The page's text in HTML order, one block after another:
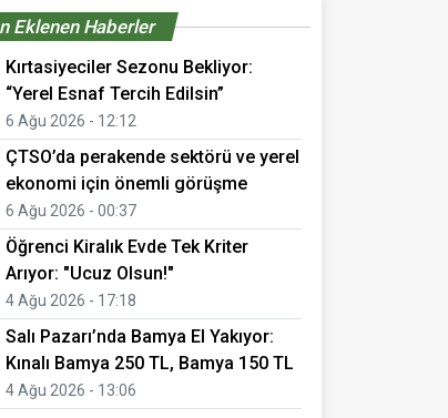
Eklenen Haberler
Kırtasiyeciler Sezonu Bekliyor:
“Yerel Esnaf Tercih Edilsin”
6 Ağu 2026 - 12:12
ÇTSO’da perakende sektörü ve yerel
ekonomi için önemli görüşme
6 Ağu 2026 - 00:37
Öğrenci Kiralık Evde Tek Kriter
Arıyor: "Ucuz Olsun!"
4 Ağu 2026 - 17:18
Salı Pazarı’nda Bamya El Yakıyor:
Kınalı Bamya 250 TL, Bamya 150 TL
4 Ağu 2026 - 13:06